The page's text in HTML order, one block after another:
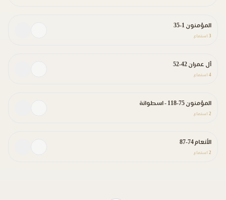
المؤمنون 1-35
3 استماع
آل عمران 42-52
4 استماع
المؤمنون 75-118 - اسطوانة
2 استماع
الأنعام 74-87
2 استماع